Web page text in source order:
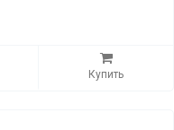
Купить